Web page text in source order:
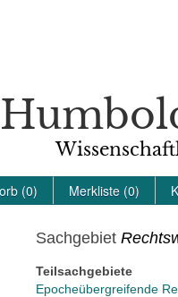
(0) Merkliste (0)
Sachgebiet
Teilsachgebiete
Epocheübergreifende